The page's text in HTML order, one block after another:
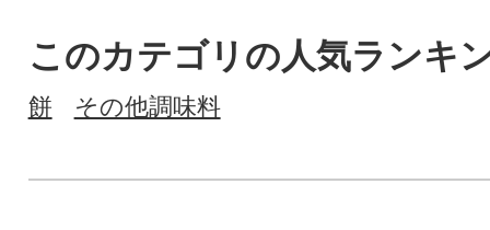
このカテゴリの人気ランキ
餅 その他調味料